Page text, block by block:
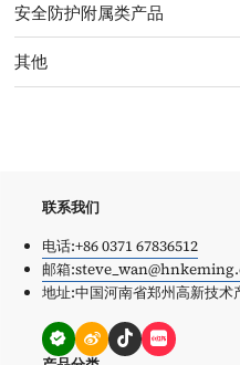
安全防护附属类产品
其他
联系我们
电话:+86 0371 67836512
邮箱
地址:中国河南省郑州高新技术
   